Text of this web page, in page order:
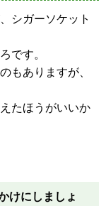
シガーソケット
です。
もありますが、
たほうがいいか
けにしましょ